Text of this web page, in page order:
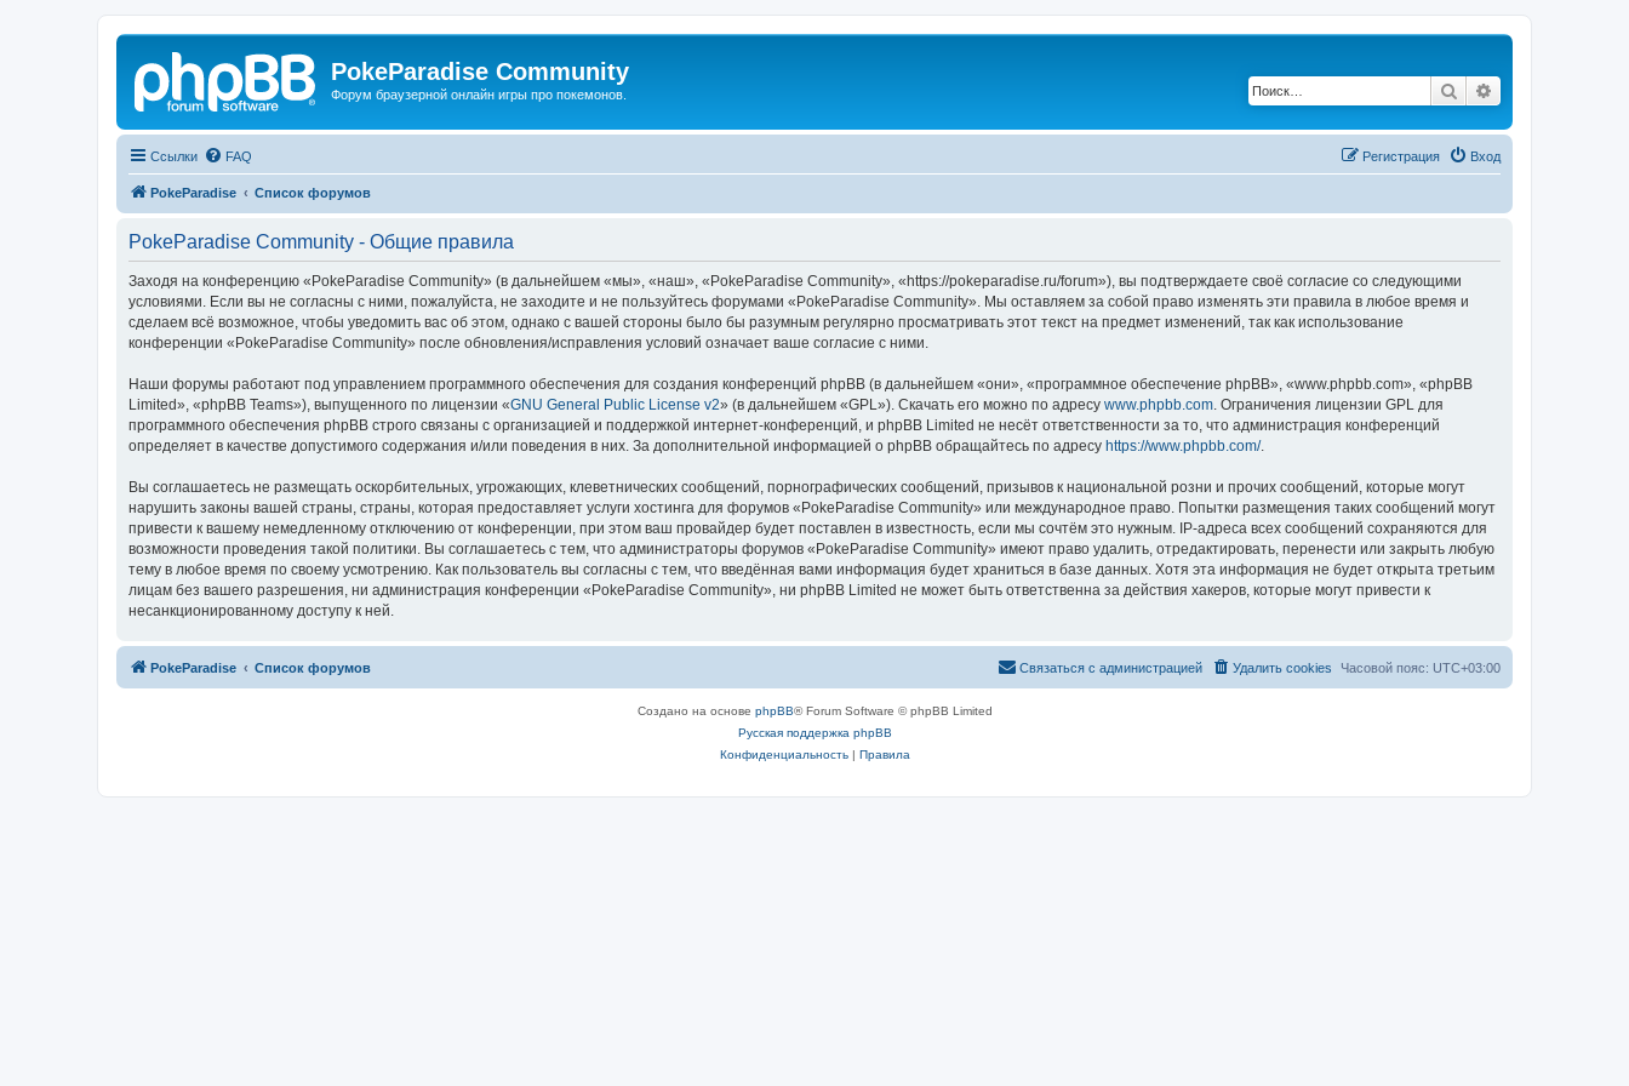
PokeParadise Community
Форум браузерной онлайн игры про покемонов. Поиск
Ссылки FAQ Вход
Регистрация
PokeParadise Список форумов
PokeParadise Community - Общие правила
Заходя на конференцию «PokeParadise Community» (в дальнейшем «мы», «наш», «PokeParadise Community», «https://pokeparadise.ru/forum»), вы подтверждаете своё согласие со следующими
условиями. Если вы не согласны с ними, пожалуйста, не заходите и не пользуйтесь форумами «PokeParadise Community». Мы оставляем за собой право изменять эти правила в любое время и
сделаем всё возможное, чтобы уведомить вас об этом, однако с вашей стороны было бы разумным регулярно просматривать этот текст на предмет изменений, так как использование
конференции «PokeParadise Community» после обновления/исправления условий означает ваше согласие с ними.
Наши форумы работают под управлением программного обеспечения для создания конференций phpBB (в дальнейшем «они», «программное обеспечение phpBB», «www.phpbb.com», «phpBB
Limited», «phpBB Teams»), выпущенного по лицензии «GNU General Public License v2» (в дальнейшем «GPL»). Скачать его можно по адресу www.phpbb.com . Ограничения лицензии GPL для
программного обеспечения phpBB строго связаны с организацией и поддержкой интернет-конференций, и phpBB Limited не несёт ответственности за то, что администрация конференций
определяет в качестве допустимого содержания и/или поведения в них. За дополнительной информацией о phpBB обращайтесь по адресу https://www.phpbb.com/.
Вы соглашаетесь не размещать оскорбительных, угрожающих, клеветнических сообщений, порнографических сообщений, призывов к национальной розни и прочих сообщений, которые могут
нарушить законы вашей страны, страны, которая предоставляет услуги хостинга для форумов «PokeParadise Community» или международное право. Попытки размещения таких сообщений могут
привести к вашему немедленному отключению от конференции, при этом ваш провайдер будет поставлен в известность, если мы сочтём это нужным. IP-адреса всех сообщений сохраняются для
возможности проведения такой политики. Вы соглашаетесь с тем, что администраторы форумов «PokeParadise Community» имеют право удалить, отредактировать, перенести или закрыть любую
тему в любое время по своему усмотрению. Как пользователь вы согласны с тем, что введённая вами информация будет храниться в базе данных. Хотя эта информация не будет открыта третьим
лицам без вашего разрешения, ни администрация конференции «PokeParadise Community», ни phpBB Limited не может быть ответственна за действия хакеров, которые могут привести к
несанкционированному доступу к ней.
PokeParadise Список форумов Часовой пояс: UTC+03:00
Удалить cookies
Связаться с администрацией
Создано на основе phpBB® Forum Software © phpBB Limited
Русская поддержка phpBB
Конфиденциальность| Правила